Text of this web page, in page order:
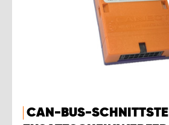
CAN-BUS-